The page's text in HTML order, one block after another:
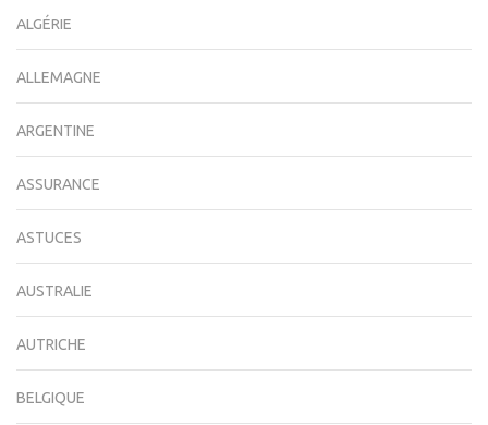
ALGÉRIE
ALLEMAGNE
ARGENTINE
ASSURANCE
ASTUCES
AUSTRALIE
AUTRICHE
BELGIQUE